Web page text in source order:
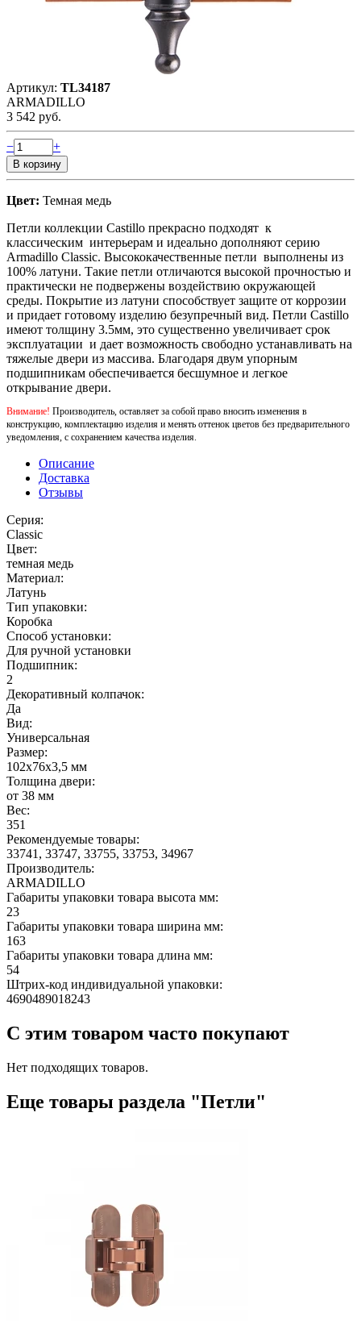
Артикул: TL34187
ARMADILLO
3 542 руб.
− +
Цвет: Темная медь
Петли коллекции Castillo прекрасно подходят к
классическим интерьерам и идеально дополняют серию
Armadillo Classic. Высококачественные петли выполнены из
100% латуни. Такие петли отличаются высокой прочностью и
практически не подвержены воздействию окружающей
среды. Покрытие из латуни способствует защите от коррозии
и придает готовому изделию безупречный вид. Петли Castillo
имеют толщину 3.5мм, это существенно увеличивает срок
эксплуатации и дает возможность свободно устанавливать на
тяжелые двери из массива. Благодаря двум упорным
подшипникам обеспечивается бесшумное и легкое
открывание двери.
Внимание! Производитель, оставляет за собой право вносить изменения в
конструкцию, комплектацию изделия и менять оттенок цветов без предварительного
уведомления, с сохранением качества изделия.
Описание
Доставка
Отзывы
Серия:
Classic
Цвет:
темная медь
Материал:
Латунь
Тип упаковки:
Коробка
Способ установки:
Для ручной установки
Подшипник:
2
Декоративный колпачок:
Да
Вид:
Универсальная
Размер:
102x76x3,5 мм
Толщина двери:
от 38 мм
Вес:
351
Рекомендуемые товары:
33741, 33747, 33755, 33753, 34967
Производитель:
ARMADILLO
Габариты упаковки товара высота мм:
23
Габариты упаковки товара ширина мм:
163
Габариты упаковки товара длина мм:
54
Штрих-код индивидуальной упаковки:
4690489018243
С этим товаром часто покупают
Нет подходящих товаров.
Еще товары раздела "Петли"